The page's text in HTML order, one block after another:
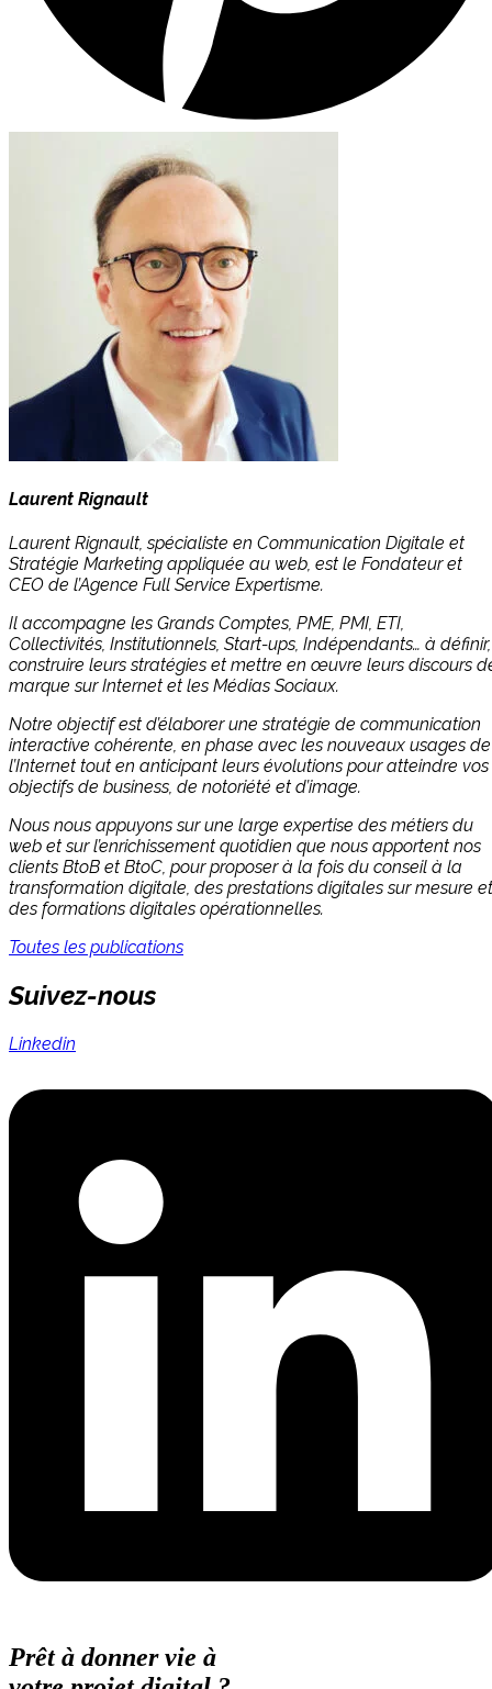
Laurent Rignault
Laurent Rignault, spécialiste en Communication Digitale et
Stratégie Marketing appliquée au web, est le Fondateur et
CEO de l’Agence Full Service Expertisme.
Il accompagne les Grands Comptes, PME, PMI, ETI,
Collectivités, Institutionnels, Start-ups, Indépendants… à définir,
construire leurs stratégies et mettre en œuvre leurs discours
marque sur Internet et les Médias Sociaux.
Notre objectif est d’élaborer une stratégie de communication
interactive cohérente, en phase avec les nouveaux usages de
l’Internet tout en anticipant leurs évolutions pour atteindre vos
objectifs de business, de notoriété et d’image.
Nous nous appuyons sur une large expertise des métiers du
web et sur l’enrichissement quotidien que nous apportent nos
clients BtoB et BtoC, pour proposer à la fois du conseil à la
transformation digitale, des prestations digitales sur mesure et
des formations digitales opérationnelles.
Toutes les publications
Suivez-nous
Linkedin
Prêt à donner vie à